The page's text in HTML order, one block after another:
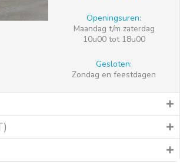
Openingsuren:
Maandag t/m zaterdag
10u00 tot 18u00
Gesloten:
Zondag en feestdagen